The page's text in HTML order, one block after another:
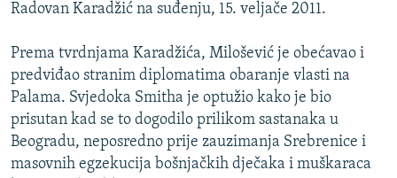
Radovan Karadžić na suđenju, 15. veljače 2011.
Prema tvrdnjama Karadžića, Milošević je obećavao i
predviđao stranim diplomatima obaranje vlasti na
Palama. Svjedoka Smitha je optužio kako je bio
prisutan kad se to dogodilo prilikom sastanaka u
Beogradu, neposredno prije zauzimanja Srebrenice i
masovnih egzekucija bošnjačkih dječaka i muškaraca